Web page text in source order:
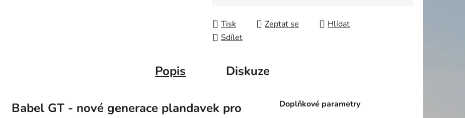
Tisk Zeptat se
Hlídat
Sdílet
Popis Diskuze
Babel GT - nové generace plandavek pro
Doplňkové parametry